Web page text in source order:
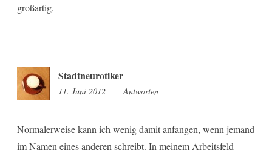
großartig.
Stadtneurotiker
11. Juni 2012 14:35
Antworten
Normalerweise kann ich wenig damit anfangen, wenn jemand
im Namen eines anderen schreibt. In meinem Arbeitsfeld